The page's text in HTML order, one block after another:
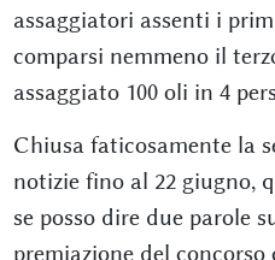
assaggiatori assenti i
comparsi nemmeno il
assaggiato 100 oli in 4
Chiusa faticosamente la
notizie fino al 22 giugno,
se posso dire due parole
premiazione del concorso